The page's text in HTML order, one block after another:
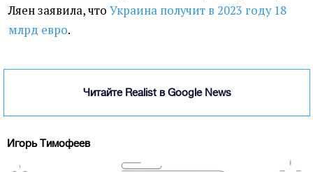
Ляен заявила, что Украина получит в 2023 году 18
млрд евро.
Читайте Realist в Google News
Игорь Тимофеев